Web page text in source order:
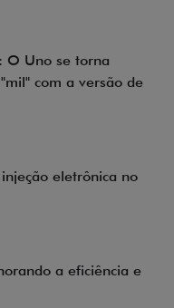
O Uno se torna
com a versão de
eletrônica no
a eficiência e